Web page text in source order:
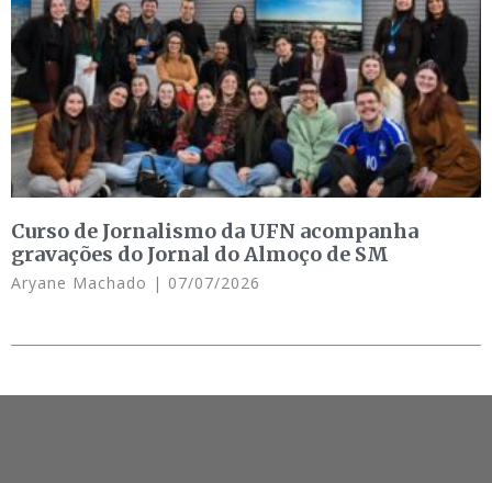
Curso de Jornalismo da UFN acompanha
gravações do Jornal do Almoço de SM
Aryane Machado 07/07/2026